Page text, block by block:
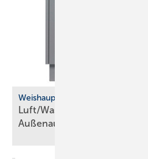
Weishaupt
Luft/Wasser-Wärmepumpe
­Außenaufstellung